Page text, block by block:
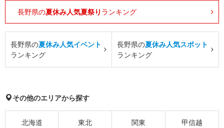
長野県の夏休み人気夏祭り ランキング
長野県の夏休み人気イベント
ランキング
長野県の夏休み人気スポット
ランキング
その他のエリアから探す
北海道 東北 関東 甲信越